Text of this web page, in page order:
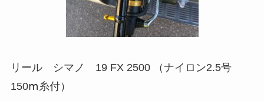
リール シマノ 19 FX 2500 （ナイロン2.5号
150ⅿ糸付）